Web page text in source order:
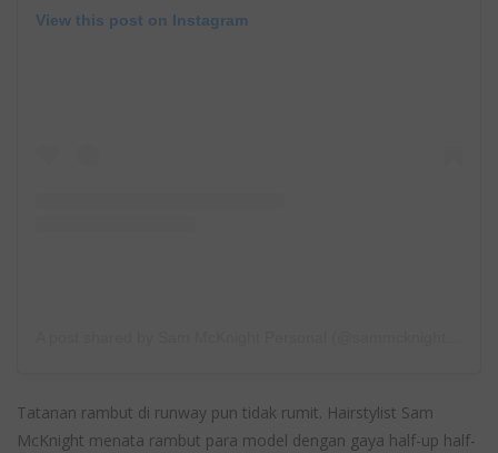
View this post on Instagram
Tatanan rambut di runway pun tidak rumit. Hairstylist Sam
McKnight menata rambut para model dengan gaya half-up half-